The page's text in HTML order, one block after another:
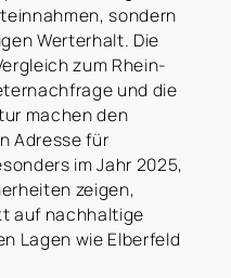
sondern
Werterhalt. Die
zum Rhein-
und die
machen den
Adresse für
im Jahr 2025,
zeigen,
auf nachhaltige
Lagen wie Elberfeld